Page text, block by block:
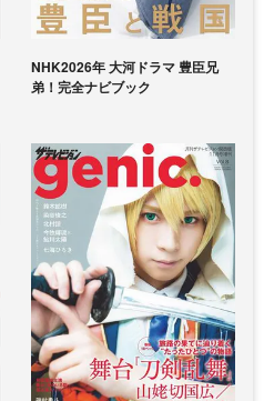
NHK2026年 大河ドラマ 豊臣兄
弟！完全ナビブック